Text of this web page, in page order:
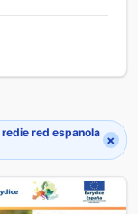
red espanola ×